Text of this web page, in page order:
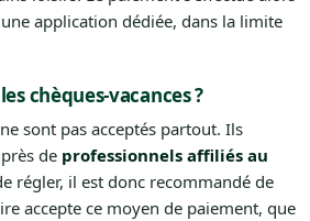
application dédiée, dans la limite
chèques-vacances ?
sont pas acceptés partout. Ils
de professionnels affiliés au
régler, il est donc recommandé de
accepte ce moyen de paiement, que